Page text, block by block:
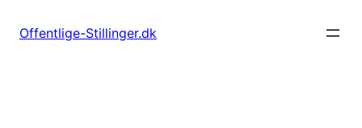
Offentlige-Stillinger.dk